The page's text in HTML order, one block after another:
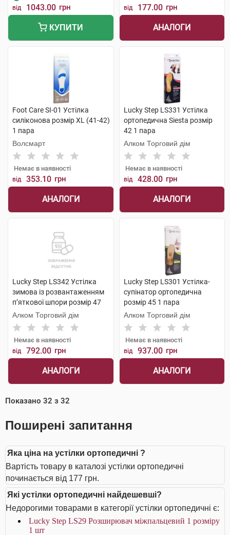
від 1043.00 грн
КУПИТИ
від 177.00 грн
АНАЛОГИ
Foot Care SI-01 Устілка
силіконова розмір XL (41-42)
1 пара
Волсмарт
Немає в наявності
від 353.10 грн
АНАЛОГИ
Lucky Step LS331 Устілка
ортопедична Siesta розмір
42 1 пара
Алком Торговий дім
Немає в наявності
від 428.00 грн
АНАЛОГИ
Lucky Step LS342 Устілка
зимова із розвантаженням
п’яткової шпори розмір 47
білий 1 пара
Алком Торговий дім
Немає в наявності
від 792.00 грн
АНАЛОГИ
Lucky Step LS301 Устілка-
супінатор ортопедична
розмір 45 1 пара
Алком Торговий дім
Немає в наявності
від 937.00 грн
АНАЛОГИ
Показано 32 з 32
Поширені запитання
Яка ціна на устілки ортопедичні ?
Вартість товару в каталозі устілки ортопедичні
починається від 177 грн.
Які устілки ортопедичні найдешевші?
Недорогими товарами в категорії устілки ортопедичні є:
Lucky Step LS29 Розширювач міжпальцевий 1 розміру
1 шт